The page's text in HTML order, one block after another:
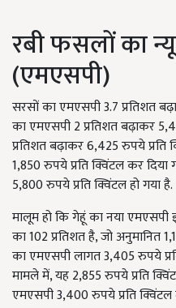
रबी फसलों का
(एमएसपी)
सरसों का एमएसपी 3.7 प्रतिशत
का एमएसपी 2 प्रतिशत बढ़ाकर
प्रतिशत बढ़ाकर 6,425 रुपये प्रति
1,850 रुपये प्रति क्विंटल कर
5,800 रुपये प्रति क्विंटल हो गया है.
मालूम हो कि गेहूं का नया
का 102 प्रतिशत है, जो अनुमानित
का एमएसपी लागत 3,405 रुपये
मामले में, यह 2,855 रुपये प्रति
एमएसपी 3,400 रुपये प्रति